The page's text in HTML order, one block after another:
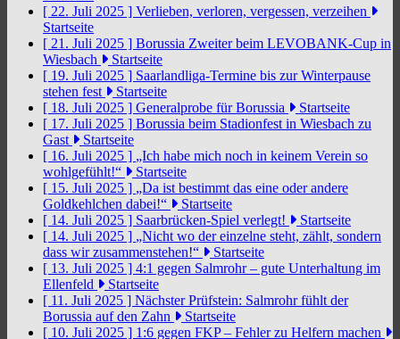
[ 22. Juli 2025 ] Verlieben, verloren, vergessen, verzeihen
Startseite
[ 21. Juli 2025 ] Borussia Zweiter beim LEVOBANK-Cup in
Wiesbach
Startseite
[ 19. Juli 2025 ] Saarlandliga-Termine bis zur Winterpause
stehen fest
Startseite
[ 18. Juli 2025 ] Generalprobe für Borussia
Startseite
[ 17. Juli 2025 ] Borussia beim Stadionfest in Wiesbach zu
Gast
Startseite
[ 16. Juli 2025 ] „Ich habe mich noch in keinem Verein so
wohlgefühlt!“
Startseite
[ 15. Juli 2025 ] „Da ist bestimmt das eine oder andere
Goldkehlchen dabei!“
Startseite
[ 14. Juli 2025 ] Saarbrücken-Spiel verlegt!
Startseite
[ 14. Juli 2025 ] „Nicht wo der einzelne steht, zählt, sondern
dass wir zusammenstehen!“
Startseite
[ 13. Juli 2025 ] 4:1 gegen Salmrohr – gute Unterhaltung im
Ellenfeld
Startseite
[ 11. Juli 2025 ] Nächster Prüfstein: Salmrohr fühlt der
Borussia auf den Zahn
Startseite
[ 10. Juli 2025 ] 1:6 gegen FKP – Fehler zu Helfern machen